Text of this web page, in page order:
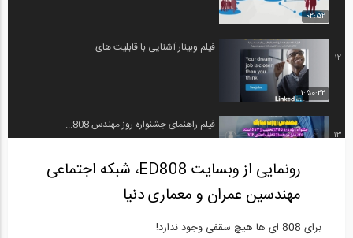
02:52
12
1:50:22
فیلم وبینار آشنایی با قابلیت های...
13
فیلم راهنمای جشنواره روز مهندس 808...
مستند فعالیت های تیم 808
رونمایی از وبسایت ED808، شبکه اجتماعی
مهندسین عمران و معماری دنیا
برای 808 ای ها هیچ سقفی وجود ندارد!